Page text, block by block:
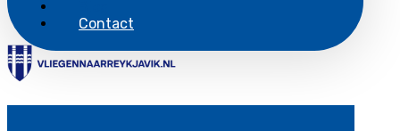
Contact